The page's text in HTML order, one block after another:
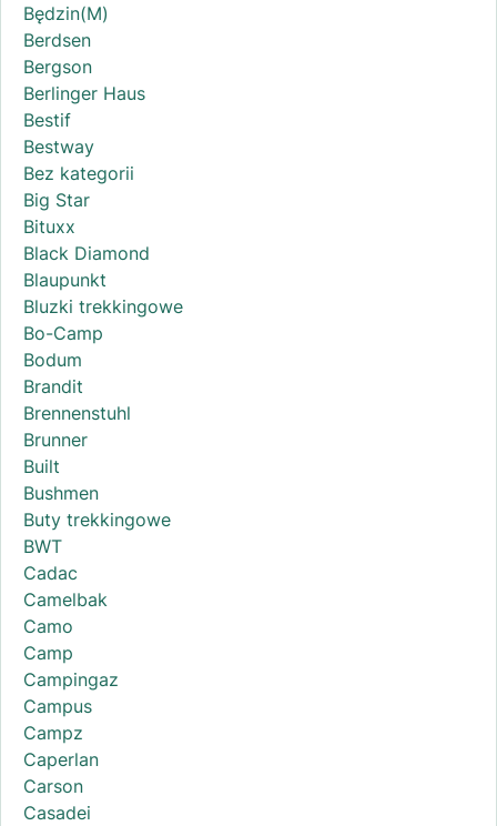
Będzin(M)
Berdsen
Bergson
Berlinger Haus
Bestif
Bestway
Bez kategorii
Big Star
Bituxx
Black Diamond
Blaupunkt
Bluzki trekkingowe
Bo-Camp
Bodum
Brandit
Brennenstuhl
Brunner
Built
Bushmen
Buty trekkingowe
BWT
Cadac
Camelbak
Camo
Camp
Campingaz
Campus
Campz
Caperlan
Carson
Casadei